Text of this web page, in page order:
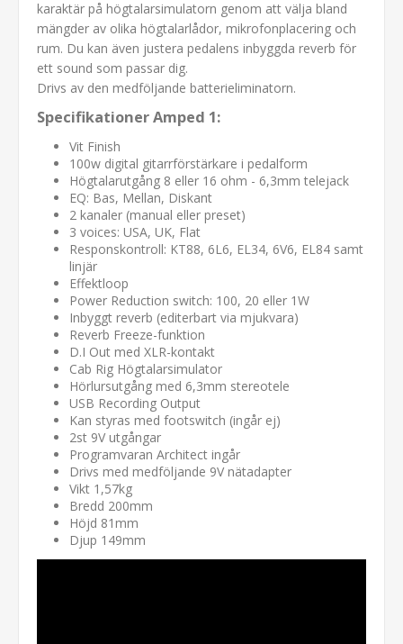
karaktär på högtalarsimulatorn genom att välja bland
mängder av olika högtalarlådor, mikrofonplacering och
rum. Du kan även justera pedalens inbyggda reverb för
ett sound som passar dig.
Drivs av den medföljande batterieliminatorn.
Specifikationer Amped 1:
Vit Finish
100w digital gitarrförstärkare i pedalform
Högtalarutgång 8 eller 16 ohm - 6,3mm telejack
EQ: Bas, Mellan, Diskant
2 kanaler (manual eller preset)
3 voices: USA, UK, Flat
Responskontroll: KT88, 6L6, EL34, 6V6, EL84 samt
linjär
Effektloop
Power Reduction switch: 100, 20 eller 1W
Inbyggt reverb (editerbart via mjukvara)
Reverb Freeze-funktion
D.I Out med XLR-kontakt
Cab Rig Högtalarsimulator
Hörlursutgång med 6,3mm stereotele
USB Recording Output
Kan styras med footswitch (ingår ej)
2st 9V utgångar
Programvaran Architect ingår
Drivs med medföljande 9V nätadapter
Vikt 1,57kg
Bredd 200mm
Höjd 81mm
Djup 149mm